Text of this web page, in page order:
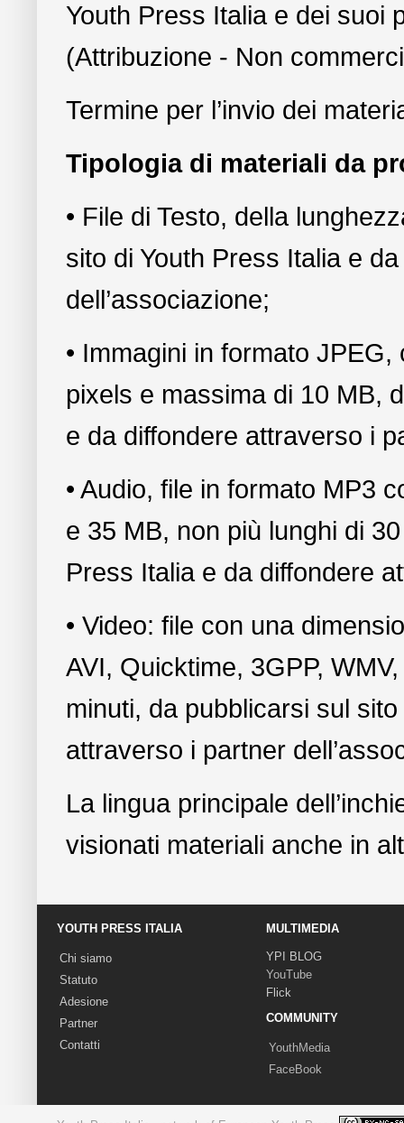
Youth Press Italia e dei suoi
(Attribuzione - Non
Termine per l’invio dei
Tipologia di materiali da
• File di Testo, della
sito di Youth Press Italia e
dell’associazione;
• Immagini in formato
pixels e massima di 10 MB,
e da diffondere attraverso i
• Audio, file in formato MP3
e 35 MB, non più lunghi di
Press Italia e da diffondere
• Video: file con una
AVI, Quicktime, 3GPP,
minuti, da pubblicarsi sul
attraverso i partner
La lingua principale
visionati materiali anche in
YOUTH PRESS ITALIA
Chi siamo
Statuto
Adesione
Partner
Contatti
MULTIMEDIA
YPI BLOG
YouTube
Flick
COMMUNITY
YouthMedia
FaceBook